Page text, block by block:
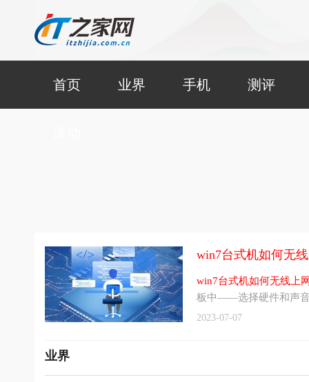
首页 业界 手机 测评
win7台式机如何无
win7台式机如何无线上
板中——选择硬件和声
2023-07-07
业界